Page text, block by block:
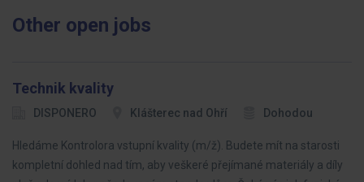
Other open jobs
Technik kvality
DISPONERO Klášterec nad Ohří Dohodou
Hledáme Kontrolora vstupní kvality (m/ž). Budete mít na starosti
kompletní dohled nad tím, aby veškeré přejímané materiály a díly